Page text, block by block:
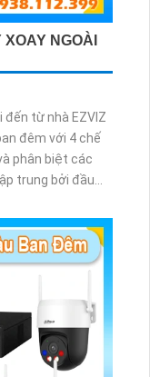
NGOÀI
đến từ nhà EZVIZ
đêm với 4 chế
phân biệt các
trung bởi đầu